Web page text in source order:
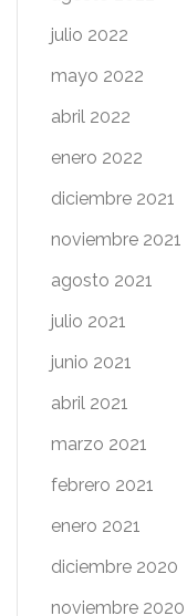
julio 2022
mayo 2022
abril 2022
enero 2022
diciembre 2021
noviembre 2021
agosto 2021
julio 2021
junio 2021
abril 2021
marzo 2021
febrero 2021
enero 2021
diciembre 2020
noviembre 2020